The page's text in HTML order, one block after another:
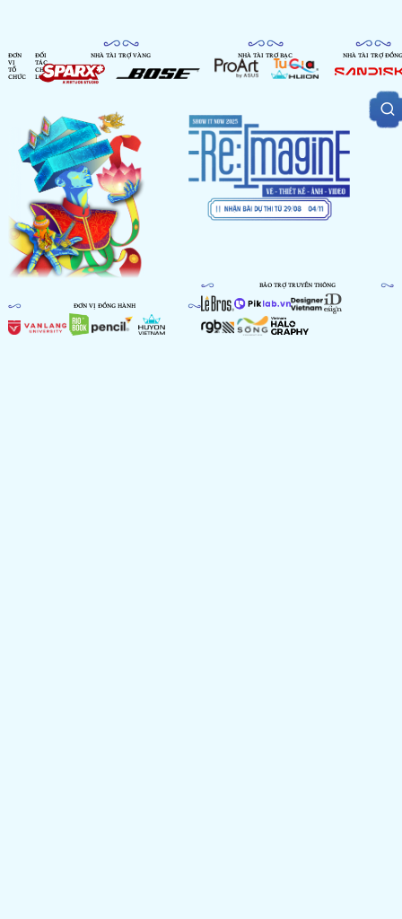
ĐƠN
VỊ
TỔ
CHỨC
ĐỐI
TÁC
CHIẾN
LƯỢC
NHÀ TÀI TRỢ VÀNG NHÀ TÀI TRỢ BẠC NHÀ TÀI TRỢ ĐỒNG
ĐƠN VỊ ĐỒNG HÀNH
BẢO TRỢ TRUYỀN THÔNG